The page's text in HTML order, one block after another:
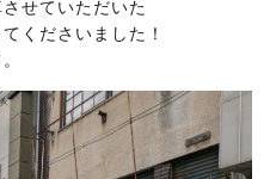
せていただいた
くださいました！